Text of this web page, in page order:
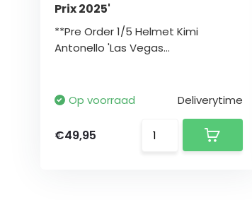
Prix 2025'
**Pre Order 1/5 Helmet Kimi
Antonello 'Las Vegas...
Op voorraad Deliverytime
€49,95